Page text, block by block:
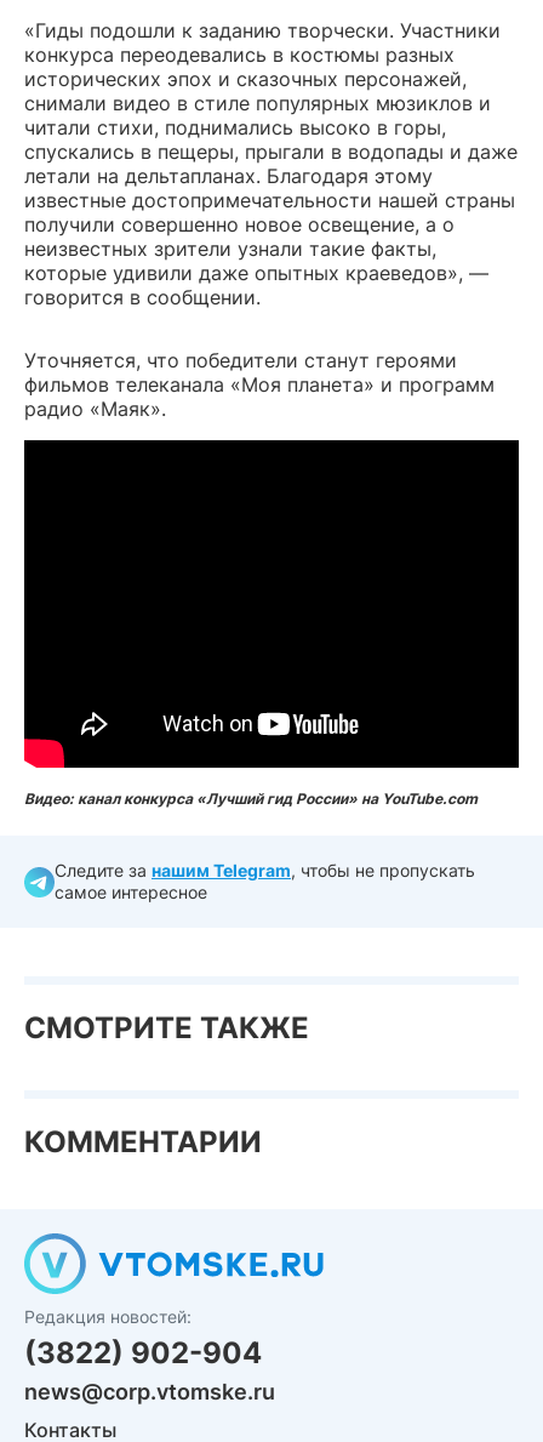
«Гиды подошли к заданию творчески. Участники
конкурса переодевались в костюмы разных
исторических эпох и сказочных персонажей,
снимали видео в стиле популярных мюзиклов и
читали стихи, поднимались высоко в горы,
спускались в пещеры, прыгали в водопады и даже
летали на дельтапланах. Благодаря этому
известные достопримечательности нашей страны
получили совершенно новое освещение, а о
неизвестных зрители узнали такие факты,
которые удивили даже опытных краеведов», —
говорится в сообщении.
Уточняется, что победители станут героями
фильмов телеканала «Моя планета» и программ
радио «Маяк».
Видео: канал конкурса «Лучший гид России» на YouTube.com
Следите за нашим Telegram, чтобы не пропускать
самое интересное
СМОТРИТЕ ТАКЖЕ
КОММЕНТАРИИ
Редакция новостей:
(3822) 902-904
news@corp.vtomske.ru
Контакты